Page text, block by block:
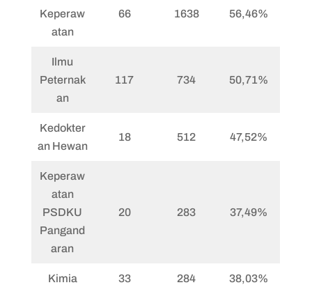
Keperaw
atan
66 1638 56,46%
Ilmu
Peternak
an
117 734 50,71%
Kedokter
an Hewan
18 512 47,52%
Keperaw
atan
PSDKU
Pangand
aran
20 283 37,49%
Kimia 33 284 38,03%